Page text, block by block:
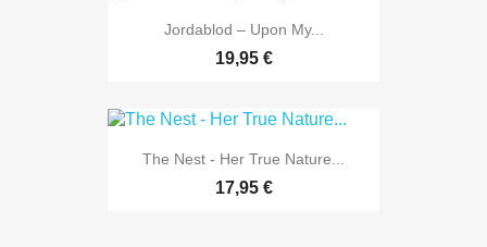
Jordablod – Upon My...
19,95 €
The Nest - Her True Nature...
17,95 €